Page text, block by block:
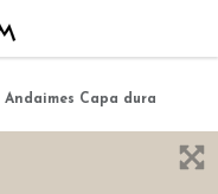
Andaimes Capa dura